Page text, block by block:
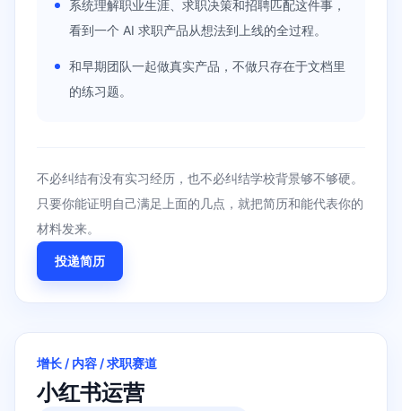
系统理解职业生涯、求职决策和招聘匹配这件事，
看到一个 AI 求职产品从想法到上线的全过程。
和早期团队一起做真实产品，不做只存在于文档里
的练习题。
不必纠结有没有实习经历，也不必纠结学校背景够不够硬。
只要你能证明自己满足上面的几点，就把简历和能代表你的
材料发来。
投递简历
增长 / 内容 / 求职赛道
小红书运营